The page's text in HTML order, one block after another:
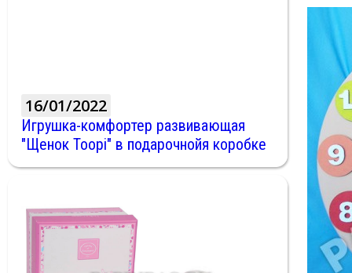
16/01/2022
Игрушка-комфортер развивающая
"Щенок Toopi" в подарочнойя коробке